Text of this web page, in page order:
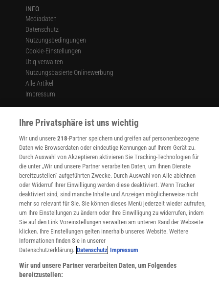
INFO
Mediadaten
Datenschutz
Nutzungsbedingungen
Cookie-Einstellungen
Utiq verwalten
Nutzungsbasierte Onlinewerbung
Alle Artikel
Impressum
Angebote für Schulen
Sprachen lernen mit Gymglish
Lexika
Für Spektrum schreiben
Zugänglichkeitserklärung
WEBSEITEN
KielSCN
Wissenschaft in die Schulen
SciLogs
Uns finden Sie auch hier:
Ihre Privatsphäre ist uns wichtig
Wir und unsere218-Partner speichern und greifen auf personenbezogene
Daten wie Browserdaten oder eindeutige Kennungen auf Ihrem Gerät zu.
Durch Auswahl von Akzeptieren aktivieren Sie Tracking-Technologien für
die unter „Wir und unsere Partner verarbeiten Daten, um Ihnen Dienste
bereitzustellen“ aufgeführten Zwecke. Durch Auswahl von Alle ablehnen
oder Widerruf Ihrer Einwilligung werden diese deaktiviert. Wenn Tracker
deaktiviert sind, sind manche Inhalte und Anzeigen möglicherweise nicht
mehr so relevant für Sie. Sie können dieses Menü jederzeit wieder aufrufen,
um Ihre Einstellungen zu ändern oder Ihre Einwilligung zu widerrufen, indem
Sie auf den Link Voreinstellungen verwalten am unteren Rand der Webseite
klicken. Ihre Einstellungen gelten innerhalb unseres Website. Weitere
Informationen finden Sie in unserer
Datenschutzerklärung. Datenschutz Impressum
Wir und unsere Partner verarbeiten Daten, um Folgendes
bereitzustellen: